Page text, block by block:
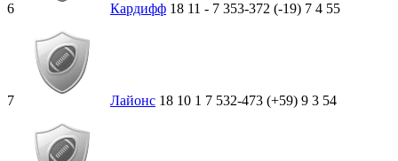
6 Кардифф 18 11 - 7 353-372 (-19) 7 4 55
7 Лайонс 18 10 1 7 532-473 (+59) 9 3 54